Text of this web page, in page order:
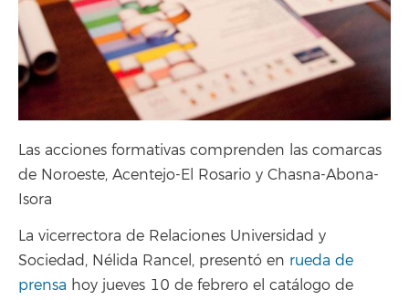
Las acciones formativas comprenden las comarcas
de Noroeste, Acentejo-El Rosario y Chasna-Abona-
Isora
La vicerrectora de Relaciones Universidad y
Sociedad, Nélida Rancel, presentó en rueda de
prensa hoy jueves 10 de febrero el catálogo de